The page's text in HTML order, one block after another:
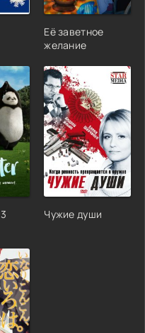
Её заветное
желание
Чужие души